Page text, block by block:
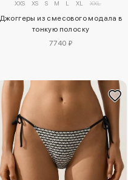
XXS XS S M L XL XXL
Джоггеры из смесового модала в
тонкую полоску
7740 ₽